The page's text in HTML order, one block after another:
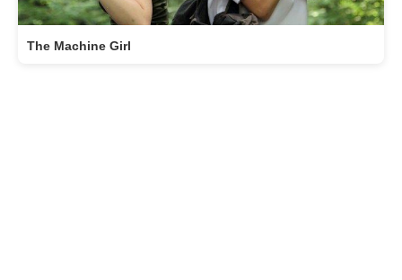
The Machine Girl